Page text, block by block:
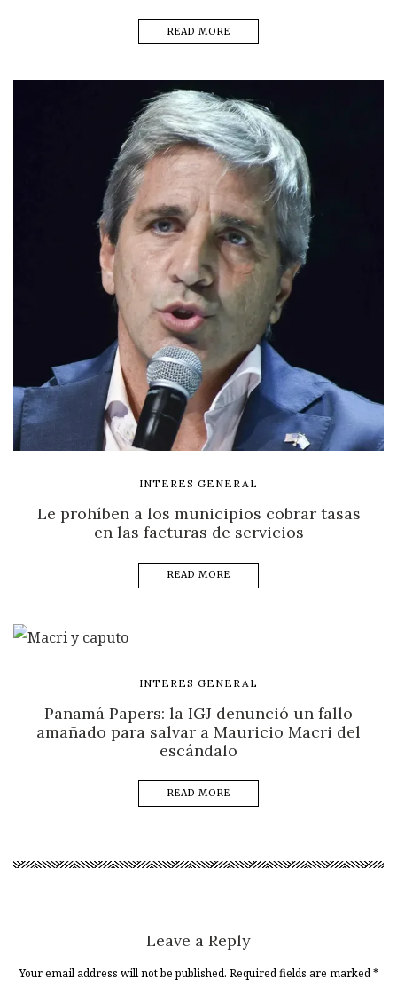
READ MORE
INTERES GENERAL
Le prohíben a los municipios cobrar tasas
en las facturas de servicios
READ MORE
INTERES GENERAL
Panamá Papers: la IGJ denunció un fallo
amañado para salvar a Mauricio Macri del
escándalo
READ MORE
Leave a Reply
Your email address will not be published. Required fields are marked*